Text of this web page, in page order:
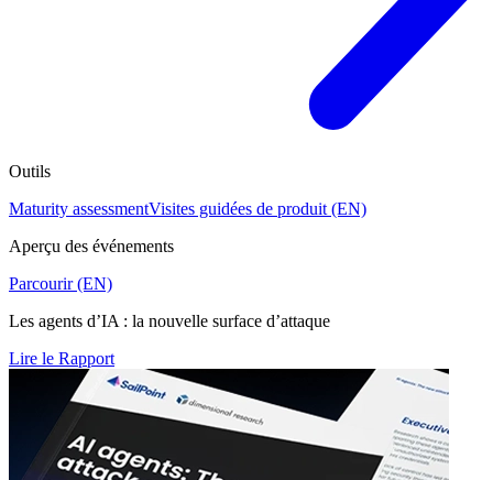
Outils
Maturity assessmentVisites guidées de produit (EN)
Aperçu des événements
Parcourir (EN)
Les agents d’IA : la nouvelle surface d’attaque
Lire le Rapport